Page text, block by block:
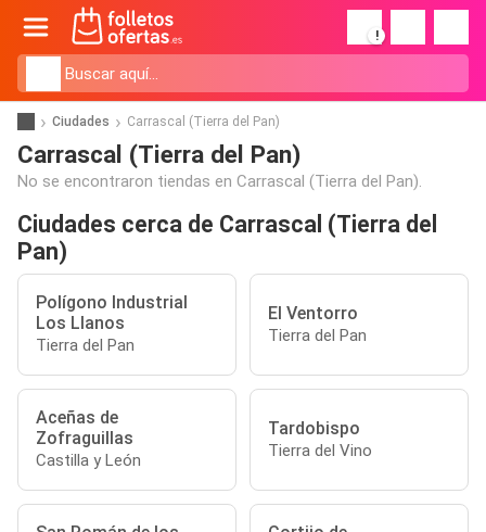
!
Ciudades Carrascal (Tierra del Pan)
Carrascal (Tierra del Pan)
No se encontraron tiendas en Carrascal (Tierra del Pan).
Ciudades cerca de Carrascal (Tierra del
Pan)
Polígono Industrial
Los Llanos
Tierra del Pan
El Ventorro
Tierra del Pan
Aceñas de
Zofraguillas
Castilla y León
Tardobispo
Tierra del Vino